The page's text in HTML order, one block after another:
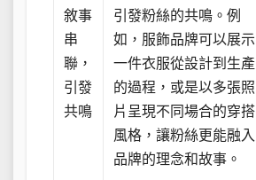
敘事
串
聯，
引發
共鳴
引發粉絲的共鳴。例
如，服飾品牌可以展示
一件衣服從設計到生產
的過程，或是以多張照
片呈現不同場合的穿搭
風格，讓粉絲更能融入
品牌的理念和故事。